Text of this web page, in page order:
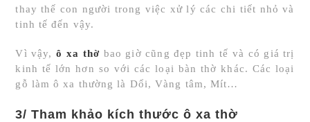
thay thế con người trong việc xử lý các chi tiết nhỏ và
tinh tế đến vậy.
Vì vậy,ô xa thờbao giờ cũng đẹp tinh tế và có giá trị
kinh tế lớn hơn so với các loại bàn thờ khác. Các loại
gỗ làm ô xa thường là Dổi, Vàng tâm, Mít…
3/ Tham khảo kích thước ô xa thờ